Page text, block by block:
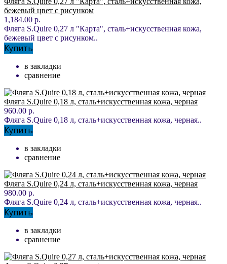
бежевый цвет с рисунком
1,184.00 р.
Фляга S.Quire 0,27 л "Карта", сталь+искусственная кожа,
бежевый цвет с рисунком..
Купить
в закладки
сравнение
Фляга S.Quire 0,18 л, сталь+искусственная кожа, черная
960.00 р.
Фляга S.Quire 0,18 л, сталь+искусственная кожа, черная..
Купить
в закладки
сравнение
Фляга S.Quire 0,24 л, сталь+искусственная кожа, черная
980.00 р.
Фляга S.Quire 0,24 л, сталь+искусственная кожа, черная..
Купить
в закладки
сравнение